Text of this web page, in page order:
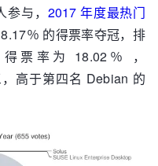
参与，2017 年度最热门
％ 的得票率夺冠，排
票率为 18.02％ ，
高于第四名 Debian 的